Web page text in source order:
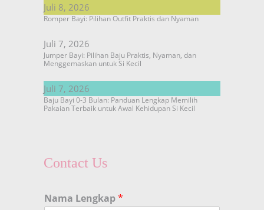
Juli 8, 2026
Romper Bayi: Pilihan Outfit Praktis dan Nyaman
Juli 7, 2026
Jumper Bayi: Pilihan Baju Praktis, Nyaman, dan
Menggemaskan untuk Si Kecil
Juli 7, 2026
Baju Bayi 0-3 Bulan: Panduan Lengkap Memilih
Pakaian Terbaik untuk Awal Kehidupan Si Kecil
Contact Us
Nama Lengkap*